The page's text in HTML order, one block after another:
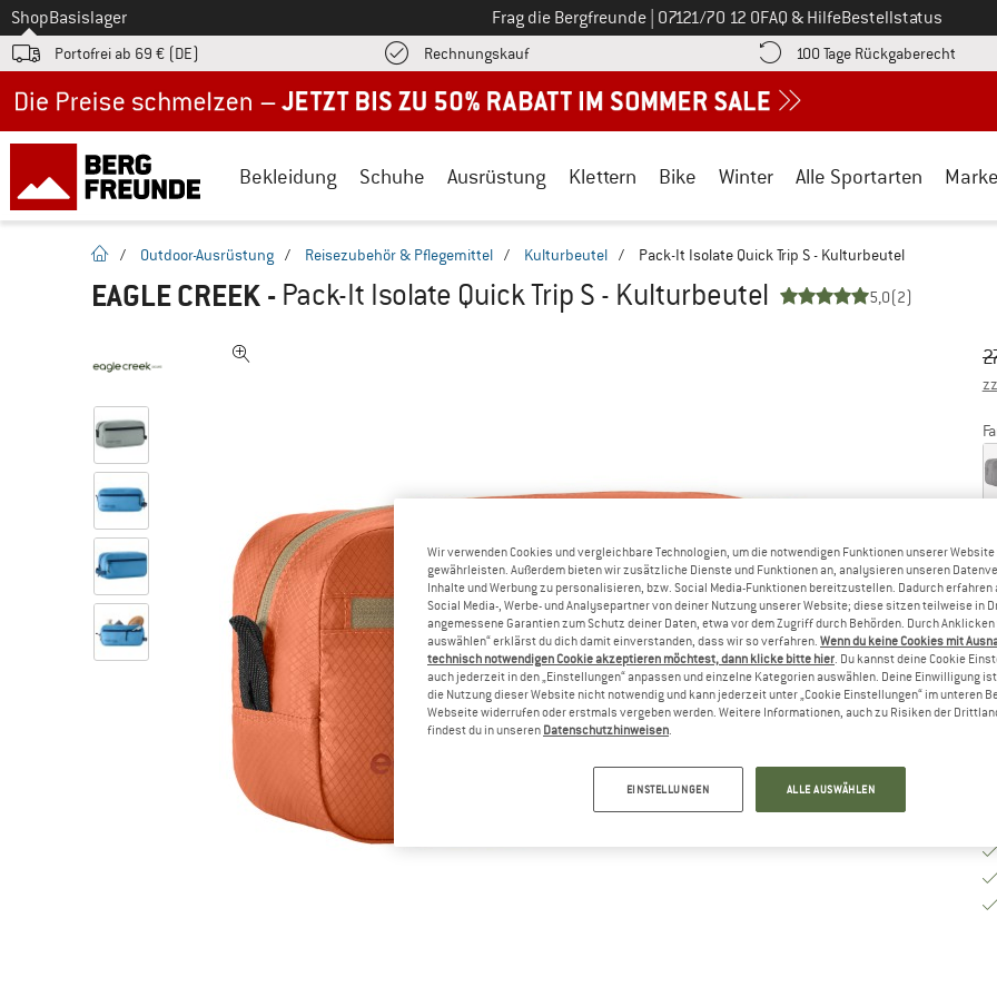
Zum
ShopBasislager Frag die Bergfreunde Ruf uns an unter
07121/70 12 0FAQ & HilfeBestellstatus
Portofrei ab 69 € (DE) RechnungskaufFinde die Zahlungs-Infos hier! Öffnet sich in einer Infobox
100 Tage Rückgaberecht
Bekleidung Schuhe Ausrüstung Klettern Bike Winter Alle Sportarten
Startseite
/ Outdoor-Ausrüstung / Reisezubehör & Pflegemittel / Kulturbeutel / Pack-It Isolate Quick Trip S - Kulturbeutel
EAGLE CREEK - Pack-It Isolate Quick Trip S - Kulturbeutel 5,0(2)
Wir verwenden Cookies und vergleichbare Technologien, um die notwendigen Funktionen unserer Website
gewährleisten. Außerdem bieten wir zusätzliche Dienste und Funktionen an, analysieren unseren
Inhalte und Werbung zu personalisieren, bzw. Social Media-Funktionen bereitzustellen. Dadurch erfahren
Social Media-, Werbe- und Analysepartner von deiner Nutzung unserer Website; diese sitzen teilweise in
angemessene Garantien zum Schutz deiner Daten, etwa vor dem Zugriff durch Behörden. Durch Anklicken
auswählen“ erklärst du dich damit einverstanden, dass wir so verfahren. Wenn du keine Cookies mit
technisch notwendigen Cookie akzeptieren möchtest, dann klicke bitte hier. Du kannst deine Cookie
auch jederzeit in den „Einstellungen“ anpassen und einzelne Kategorien auswählen. Deine Einwilligung
die Nutzung dieser Website nicht notwendig und kann jederzeit unter „Cookie Einstellungen“ im unteren
Webseite widerrufen oder erstmals vergeben werden. Weitere Informationen, auch zu Risiken der
findest du in unseren Datenschutzhinweisen.
EINSTELLUNGEN ALLE AUSWÄHLEN